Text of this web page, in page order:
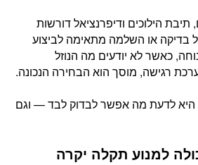
הילוכים ודיפרנציאל דורשות
בדיקה או השלמה מתאימה לביצוע
כאשר לא יודעים מה הנוזל
רגישה, מוסך הוא הבחירה הנכונה.
היא לדעת מה אפשר לבדוק לבד — וגם
למנוע תקלה יקרה